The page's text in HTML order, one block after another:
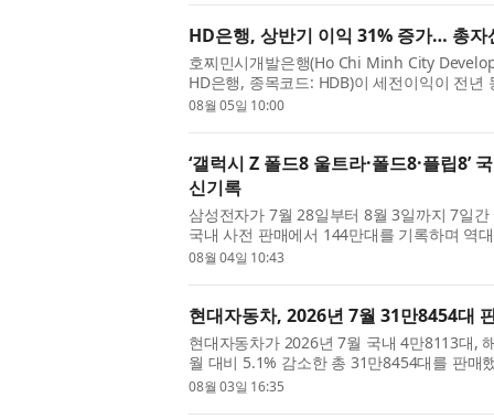
HD은행, 상반기 이익 31% 증가… 총자
호찌민시개발은행(Ho Chi Minh City
HD은행, 종목코드: HDB)이 세전이익이 전
억500만달러)을 기록하는 등 견조한 실적을
08월 05일 10:00
‘갤럭시 Z 폴드8 울트라·폴드8·플립8’
신기록
삼성전자가 7월 28일부터 8월 3일까지 7일간
국내 사전 판매에서 144만대를 기록하며 역
다. 144만대는 역대 갤럭시 스마트폰 사전 ...
08월 04일 10:43
현대자동차, 2026년 7월 31만8454대
현대자동차가 2026년 7월 국내 4만8113대,
월 대비 5.1% 감소한 총 31만8454대를 판매
14.4% 감소했으며, 해외 판매는 3.2% 감소한
08월 03일 16:35